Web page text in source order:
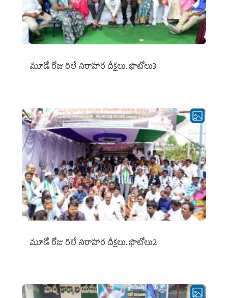
మూడో రోజు రిలే నిరాహార దీక్షలు..ఫొటోలు3
మూడో రోజు రిలే నిరాహార దీక్షలు..ఫొటోలు2